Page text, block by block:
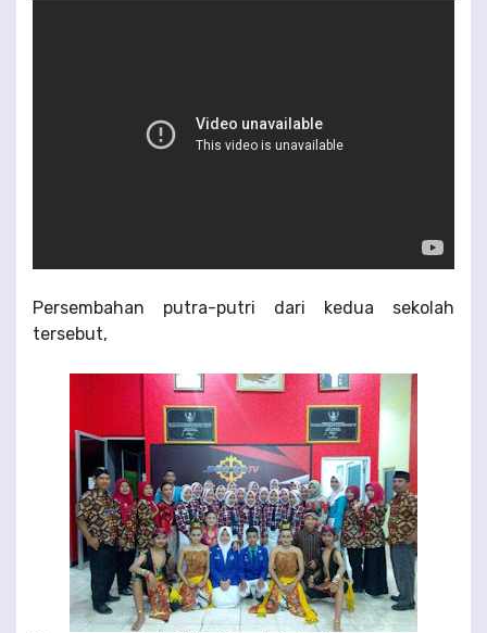
Persembahan putra-putri dari kedua sekolah
tersebut,